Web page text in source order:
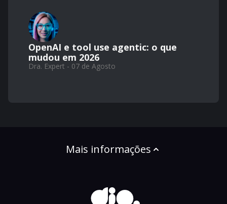
OpenAI e tool use agentic: o que
mudou em 2026
Dra. Expert - 07 de Agosto
Mais informações